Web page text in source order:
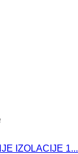
IZOLACIJE 1...